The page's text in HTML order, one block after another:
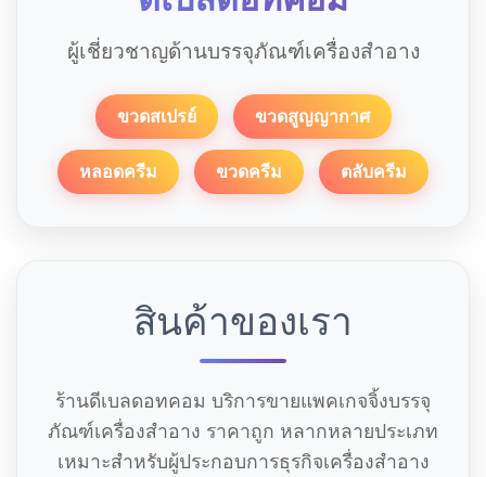
ผู้เชี่ยวชาญด้านบรรจุภัณฑ์เครื่องสำอาง
ขวดสเปรย์ ขวดสูญญากาศ
หลอดครีม ขวดครีม ตลับครีม
สินค้าของเรา
ร้านดีเบลดอทคอม บริการขายแพคเกจจิ้งบรรจุ
ภัณฑ์เครื่องสำอาง ราคาถูก หลากหลายประเภท
เหมาะสำหรับผู้ประกอบการธุรกิจเครื่องสำอาง